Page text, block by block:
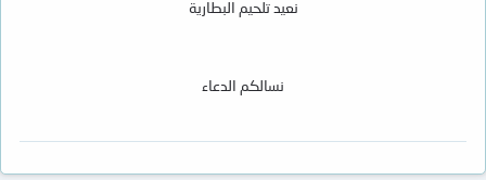
نعيد تلحيم البطارية
نسالكم الدعاء